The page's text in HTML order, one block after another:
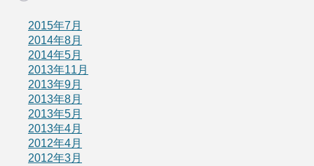
2015年7月
2014年8月
2014年5月
2013年11月
2013年9月
2013年8月
2013年5月
2013年4月
2012年4月
2012年3月